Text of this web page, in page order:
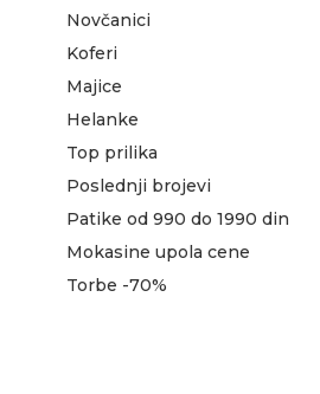
Novčanici
Koferi
Majice
Helanke
Top prilika
Poslednji brojevi
Patike od 990 do 1990 din
Mokasine upola cene
Torbe -70%